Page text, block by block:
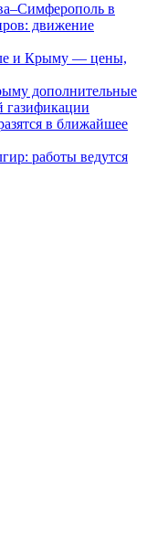
в
движение
и Крыму — цены,
дополнительные
газификации
в ближайшее
работы ведутся